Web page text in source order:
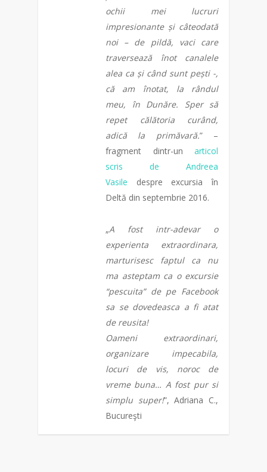
ochii mei lucruri
impresionante și câteodată
noi – de pildă, vaci care
traversează înot canalele
alea ca și când sunt pești -,
că am înotat, la rândul
meu, în Dunăre. Sper să
repet călătoria curând,
adică la primăvară.” –
fragment dintr-un articol
scris de Andreea
Vasile despre excursia în
Deltă din septembrie 2016.
„A fost intr-adevar o
experienta extraordinara,
marturisesc faptul ca nu
ma asteptam ca o excursie
“pescuita” de pe Facebook
sa se dovedeasca a fi atat
de reusita!
Oameni extraordinari,
organizare impecabila,
locuri de vis, noroc de
vreme buna… A fost pur si
simplu super!”, Adriana C.,
Bucureşti